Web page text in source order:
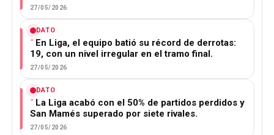
27/05/2026
DATO
En Liga, el equipo batió su récord de derrotas:
19, con un nivel irregular en el tramo final.
27/05/2026
DATO
La Liga acabó con el 50% de partidos perdidos y
San Mamés superado por siete rivales.
27/05/2026